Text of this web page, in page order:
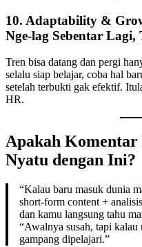
10. Adaptability &
Nge-lag Sebentar Lagi,
Tren bisa datang dan pergi
selalu siap belajar, coba hal
setelah terbukti gak efektif.
HR.
Apakah
Nyatu dengan Ini?
“Kalau baru masuk dunia
short-form content +
dan kamu langsung tahu
“Awalnya susah, tapi
gampang dipelajari.”